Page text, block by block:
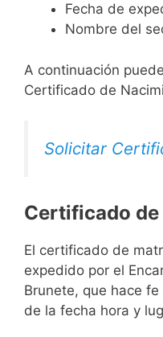
Fecha de
Nombre del
A continuación
Certificado de
Solicitar
Certificado
El certificado de
expedido por el
Brunete, que hace
de la fecha hora y